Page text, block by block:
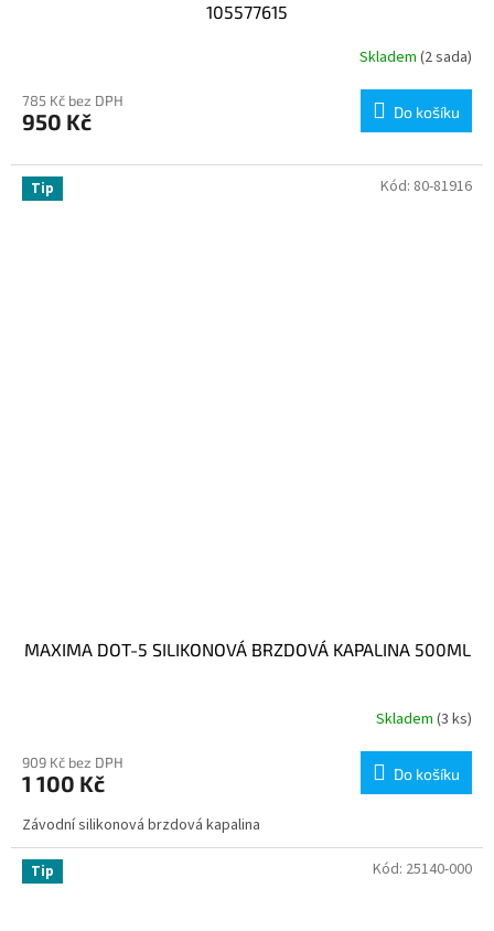
105577615
Skladem (2 sada)
785 Kč bez DPH
950 Kč Do košíku
Tip
MAXIMA DOT-5 SILIKONOVÁ BRZDOVÁ KAPALINA 500ML
Skladem (3 ks)
909 Kč bez DPH
1 100 Kč Do košíku
Závodní silikonová brzdová kapalina
Kód: 80-81916
Tip Kód: 25140-000